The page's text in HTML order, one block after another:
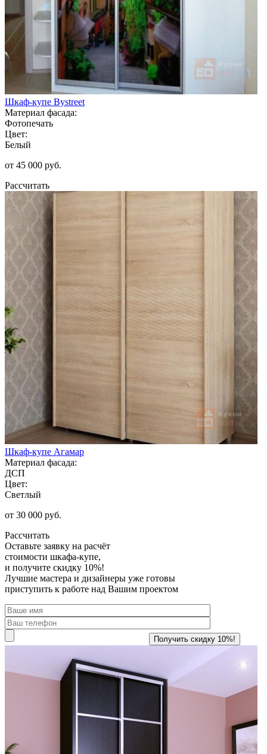
Шкаф-купе Bystreet
Материал фасада:
Фотопечать
Цвет:
Белый
от 45 000 руб.
Рассчитать
Шкаф-купе Агамар
Материал фасада:
ДСП
Цвет:
Светлый
от 30 000 руб.
Рассчитать
Оставьте заявку на расчёт
стоимости шкафа-купе,
и получите скидку 10%!
Лучшие мастера и дизайнеры уже готовы
приступить к работе над Вашим проектом